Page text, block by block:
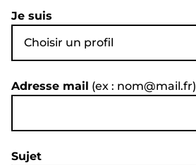
Je suis
Choisir un profil
Adresse mail (ex : nom@mail.fr)
Sujet